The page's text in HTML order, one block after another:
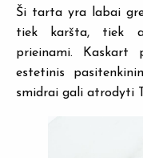
Ši tarta yra labai
tiek karšta, tiek
prieinami. Kaskart
estetinis
smidrai gali atrodyti